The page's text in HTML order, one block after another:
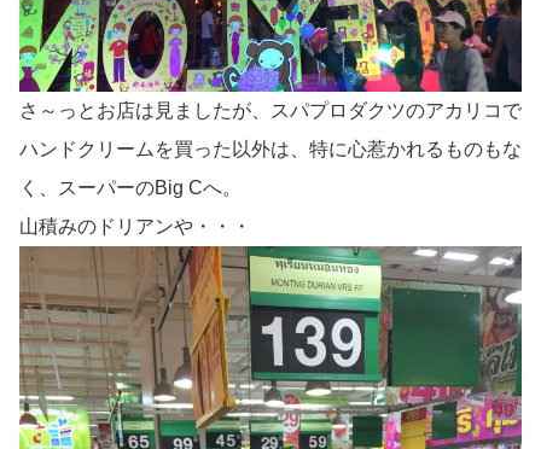
さ～っとお店は見ましたが、スパプロダクツのアカリコで
ハンドクリームを買った以外は、特に心惹かれるものもな
く、スーパーのBig Cへ。
山積みのドリアンや・・・